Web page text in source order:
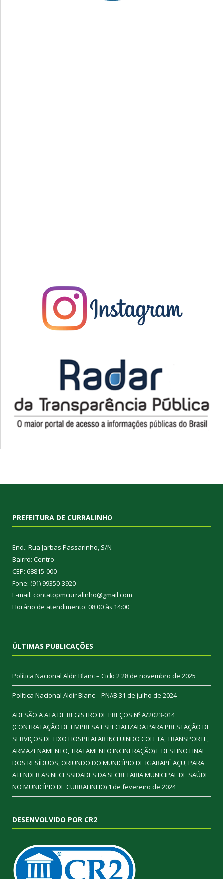
PREFEITURA DE CURRALINHO
End.: Rua Jarbas Passarinho, S/N
Bairro: Centro
CEP: 68815-000
Fone: (91) 99350-3920
E-mail: contatopmcurralinho@gmail.com
Horário de atendimento: 08:00 às 14:00
ÚLTIMAS PUBLICAÇÕES
Política Nacional Aldir Blanc – Ciclo 228 de novembro de 2025
Política Nacional Aldir Blanc – PNAB 31 de julho de 2024
ADESÃO A ATA DE REGISTRO DE PREÇOS Nº A/2023-014
(CONTRATAÇÃO DE EMPRESA ESPECIALIZADA PARA PRESTAÇÃO DE
SERVIÇOS DE LIXO HOSPITALAR INCLUINDO COLETA, TRANSPORTE,
ARMAZENAMENTO, TRATAMENTO INCINERAÇÃO) E DESTINO FINAL
DOS RESÍDUOS, ORIUNDO DO MUNICÍPIO DE IGARAPÉ AÇU, PARA
ATENDER AS NECESSIDADES DA SECRETARIA MUNICIPAL DE SAÚDE
NO MUNICÍPIO DE CURRALINHO) 1 de fevereiro de 2024
DESENVOLVIDO POR CR2